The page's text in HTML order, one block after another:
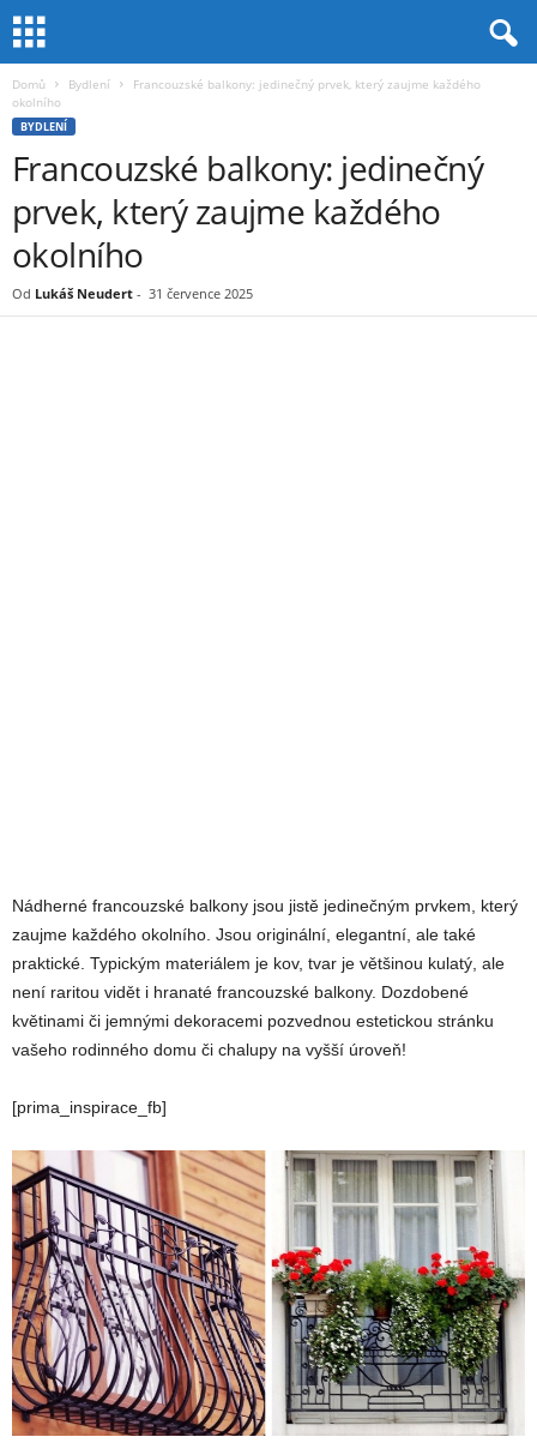
Domů Bydlení
Francouzské balkony: jedinečný prvek, který zaujme každého
okolního
BYDLENÍ
Francouzské balkony: jedinečný
prvek, který zaujme každého
okolního
Od Lukáš Neudert - 31 července 2025
Nádherné francouzské balkony jsou jistě jedinečným prvkem, který
zaujme každého okolního. Jsou originální, elegantní, ale také
praktické. Typickým materiálem je kov, tvar je většinou kulatý, ale
není raritou vidět i hranaté francouzské balkony. Dozdobené
květinami či jemnými dekoracemi pozvednou estetickou stránku
vašeho rodinného domu či chalupy na vyšší úroveň!
[prima_inspirace_fb]